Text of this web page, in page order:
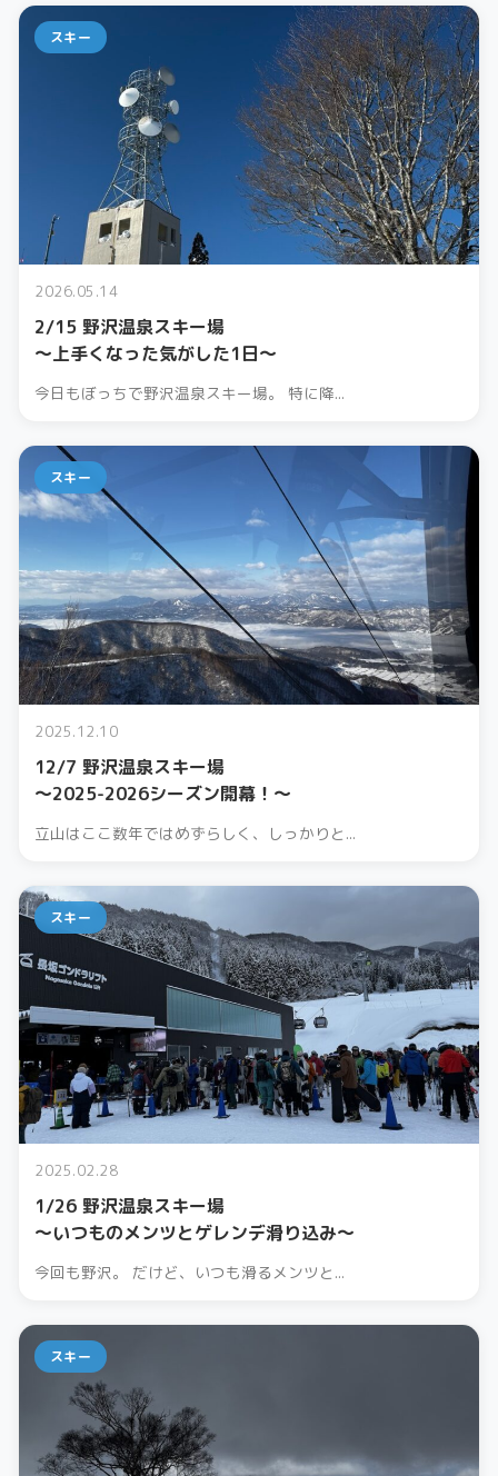
スキー
2026.05.14
2/15 野沢温泉スキー場
〜上手くなった気がした1日〜
今日もぼっちで野沢温泉スキー場。 特に降...
スキー
2025.12.10
12/7 野沢温泉スキー場
〜2025-2026シーズン開幕！〜
立山はここ数年ではめずらしく、しっかりと...
スキー
2025.02.28
1/26 野沢温泉スキー場
〜いつものメンツとゲレンデ滑り込み〜
今回も野沢。 だけど、いつも滑るメンツと...
スキー